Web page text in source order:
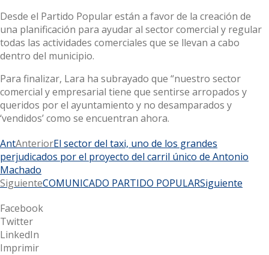
Desde el Partido Popular están a favor de la creación de
una planificación para ayudar al sector comercial y regular
todas las actividades comerciales que se llevan a cabo
dentro del municipio.
Para finalizar, Lara ha subrayado que “nuestro sector
comercial y empresarial tiene que sentirse arropados y
queridos por el ayuntamiento y no desamparados y
‘vendidos’ como se encuentran ahora.
AntAnteriorEl sector del taxi, uno de los grandes
perjudicados por el proyecto del carril único de Antonio
Machado
SiguienteCOMUNICADO PARTIDO POPULARSiguiente
Facebook
Twitter
LinkedIn
Imprimir